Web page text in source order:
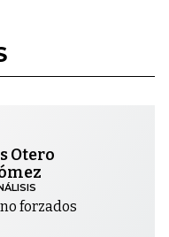
Otero
forzados